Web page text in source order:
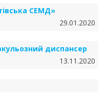
СЕМД»
29.01.2020
диспансер
13.11.2020